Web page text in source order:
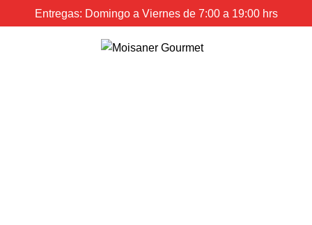
Entregas: Domingo a Viernes de 7:00 a 19:00 hrs